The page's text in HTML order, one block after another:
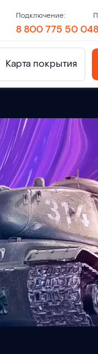
Подключение:
8 800 775 50 04
Карта покрытия